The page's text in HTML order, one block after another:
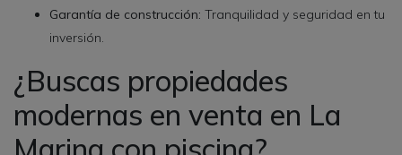
Garantía de construcción: Tranquilidad y seguridad en tu
inversión.
¿Buscas propiedades
modernas en venta en La